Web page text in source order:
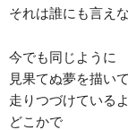
それは誰にも言え
今でも同じように
見果てぬ夢を描いて
走りつづけている
どこかで